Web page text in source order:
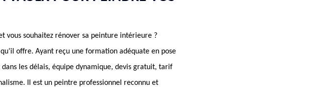
vous souhaitez rénover sa peinture intérieure ?
offre. Ayant reçu une formation adéquate en pose
les délais, équipe dynamique, devis gratuit, tarif
Il est un peintre professionnel reconnu et